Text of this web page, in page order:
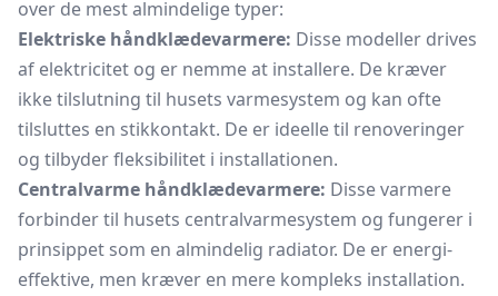
over de mest almindelige typer:
Elektriske håndklædevarmere: Disse modeller drives
af elektricitet og er nemme at installere. De kræver
ikke tilslutning til husets varmesystem og kan ofte
tilsluttes en stikkontakt. De er ideelle til renoveringer
og tilbyder fleksibilitet i installationen.
Centralvarme håndklædevarmere: Disse varmere
forbinder til husets centralvarmesystem og fungerer i
prinsippet som en almindelig radiator. De er energi-
effektive, men kræver en mere kompleks installation.